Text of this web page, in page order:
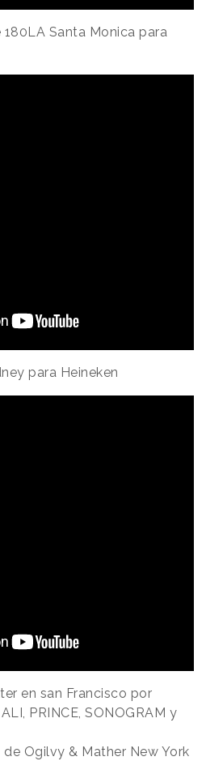
Santa Monica para
para Heineken
en san Francisco por
PRINCE, SONOGRAM y
Ogilvy & Mather New York